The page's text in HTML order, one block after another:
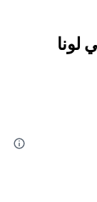
لونا